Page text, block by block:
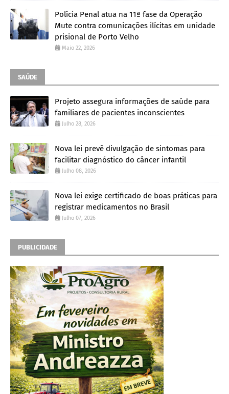
Polícia Penal atua na 11ª fase da Operação
Mute contra comunicações ilícitas em unidade
prisional de Porto Velho
Maio 22, 2026
SAÚDE
Projeto assegura informações de saúde para
familiares de pacientes inconscientes
Julho 28, 2026
Nova lei prevê divulgação de sintomas para
facilitar diagnóstico do câncer infantil
Julho 08, 2026
Nova lei exige certificado de boas práticas para
registrar medicamentos no Brasil
Julho 07, 2026
PUBLICIDADE